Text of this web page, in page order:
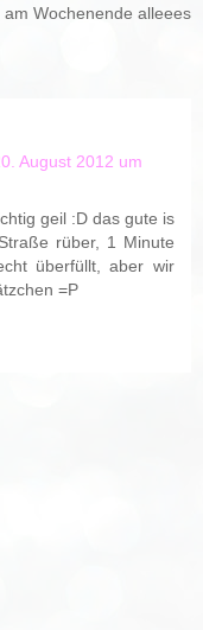
Wochenende alleees
August 2012 um
geil :D das gute is
rüber, 1 Minute
überfüllt, aber wir
=P